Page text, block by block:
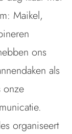
Maikel,
ons
als
onze
organiseert